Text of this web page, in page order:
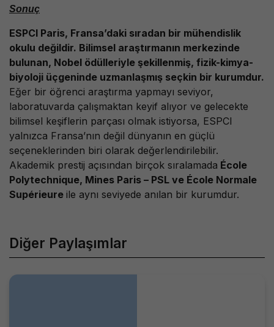
Sonuç
ESPCI Paris, Fransa’daki sıradan bir mühendislik
okulu değildir. Bilimsel araştırmanın merkezinde
bulunan, Nobel ödülleriyle şekillenmiş, fizik-kimya-
biyoloji üçgeninde uzmanlaşmış seçkin bir kurumdur.
Eğer bir öğrenci araştırma yapmayı seviyor,
laboratuvarda çalışmaktan keyif alıyor ve gelecekte
bilimsel keşiflerin parçası olmak istiyorsa, ESPCI
yalnızca Fransa’nın değil dünyanın en güçlü
seçeneklerinden biri olarak değerlendirilebilir.
Akademik prestij açısından birçok sıralamada École
Polytechnique, Mines Paris – PSL ve École Normale
Supérieure ile aynı seviyede anılan bir kurumdur.
Diğer Paylaşımlar